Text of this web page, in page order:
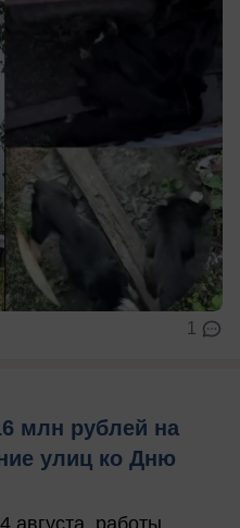
1
млн рублей на
улиц ко Дню
августа, работы